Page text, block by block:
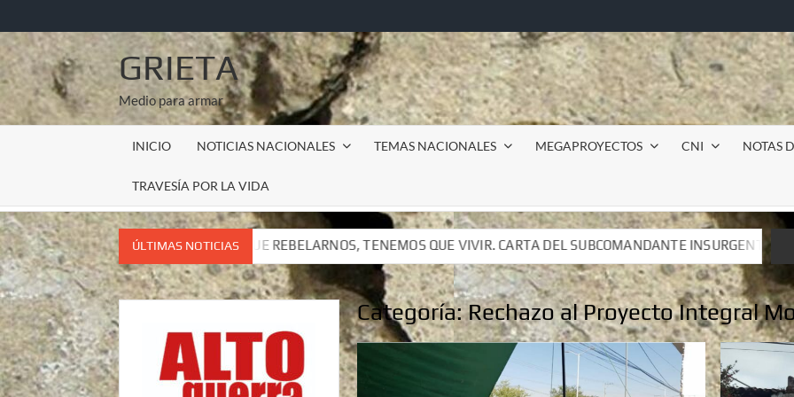
al
contenido
GRIETA
Medio para armar
INICIO NOTICIAS NACIONALES TEMAS NACIONALES MEGAPROYECTOS CNI NOTAS
TRAVESÍA POR LA VIDA
ÚLTIMAS NOTICIAS
QUE REBELARNOS, TENEMOS QUE VIVIR. CARTA DEL SUBCOMANDANTE INSURGENTE MOISÉS A LUIS DE TAVIRA
QUE REBELARNOS, TENEMOS QUE VIVIR. CARTA DEL SUBCOMANDANTE INSURGENTE MOISÉS A LUIS DE TAVIRA
Categoría:Rechazo al Proyecto Integral